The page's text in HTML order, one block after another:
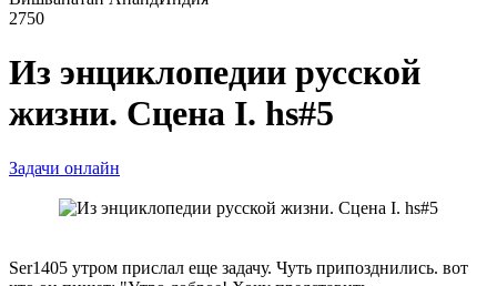
2750
Из энциклопедии русской
жизни. Сцена I. hs#5
Задачи онлайн
Ser1405 утром прислал еще задачу. Чуть припозднились. вот